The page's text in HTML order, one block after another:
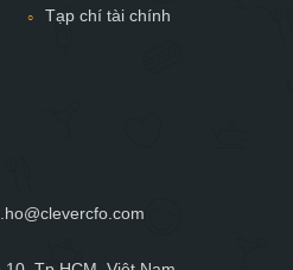
Tạp chí tài chính